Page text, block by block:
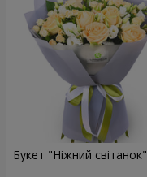
Букет "Ніжний світанок"